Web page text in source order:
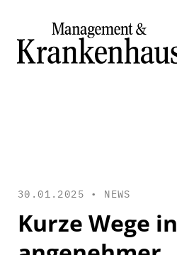
30.01.2025 • NEWS
Kurze Wege in